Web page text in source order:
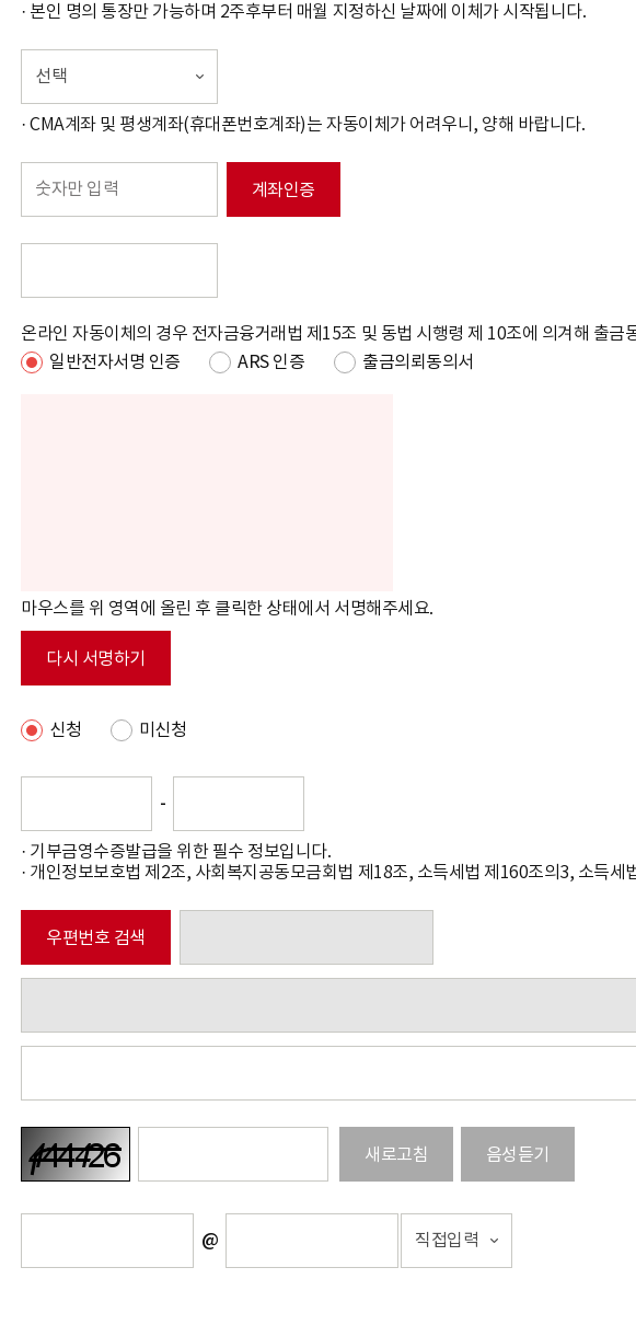
· 본인 명의 통장만 가능하며 2주후부터 매월 지정하신 날짜에 이체가 시작됩니다.
선택
· CMA계좌 및 평생계좌(휴대폰번호계좌)는 자동이체가 어려우니, 양해 바랍니다.
계좌인증
온라인 자동이체의 경우 전자금융거래법 제15조 및 동법 시행령 제 10조에 의겨해 출금
일반전자서명 인증
ARS 인증 출금의뢰동의서
마우스를 위 영역에 올린 후 클릭한 상태에서 서명해주세요.
다시 서명하기
신청 미신청
-
· 기부금영수증발급을 위한 필수 정보입니다.
· 개인정보보호법 제2조, 사회복지공동모금회법 제18조, 소득세법 제160조의3, 소득세
우편번호 검색
새로고침 음성듣기
@ 직접입력